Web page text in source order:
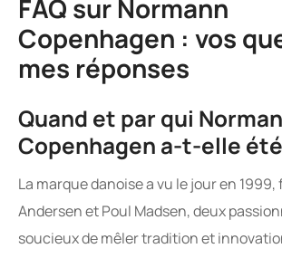
FAQ sur Normann
Copenhagen : vos
mes réponses
Quand et par qui
Copenhagen a-t-elle
La marque danoise a vu le jour en 1999,
Andersen et Poul Madsen, deux
soucieux de mêler tradition et